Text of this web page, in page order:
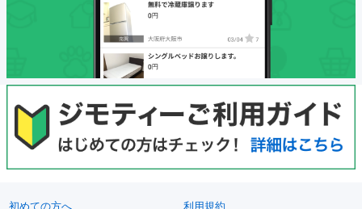
初めての方へ 利用規約